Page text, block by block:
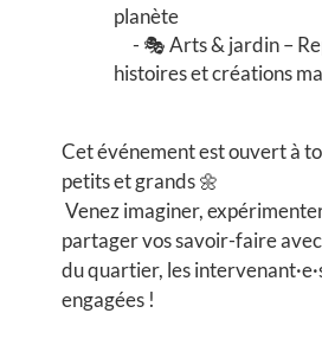
planète
🎭 Arts & jardin –
histoires et créations
Cet événement est ouvert à
petits et grands 🌼
Venez imaginer,
partager vos savoir-faire avec
du quartier, les
engagées !